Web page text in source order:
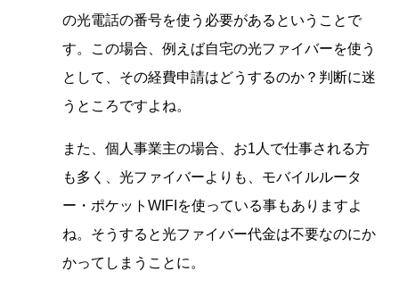
の光電話の番号を使う必要があるということで
す。この場合、例えば自宅の光ファイバーを使う
として、その経費申請はどうするのか？判断に迷
うところですよね。
また、個人事業主の場合、お1人で仕事される方
も多く、光ファイバーよりも、モバイルルータ
ー・ポケットWIFIを使っている事もありますよ
ね。そうすると光ファイバー代金は不要なのにか
かってしまうことに。